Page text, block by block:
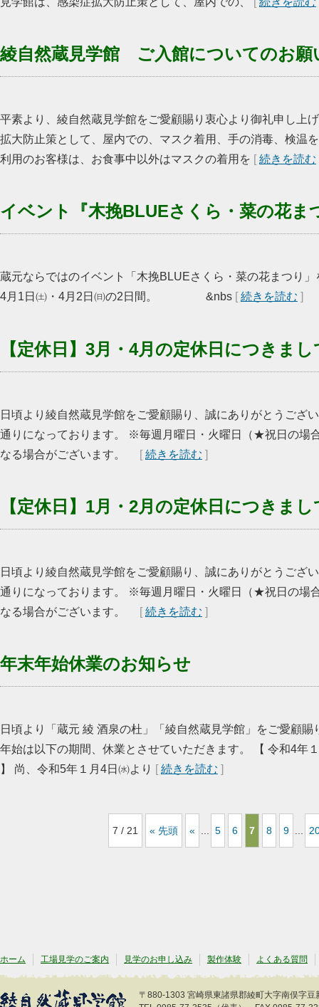
綾自然蔵見学館 ご入館についてのお願
平素より、綾自然蔵見学館をご愛顧賜り衷心より御礼申し上
拡大防止策として、屋内での、マスク着用、手の消毒、検温
利用のお客様は、お食事中以外はマスクの着用を [続きを読む
イベント『木挽BLUEさくら・菜の花ま
蔵元ならではのイベント「木挽BLUEさくら・菜の花まつり
4月1日㈯・4月2日㈰の2日間。 &nbs [続きを読む ]
【定休日】3月・4月の定休日につきまし
日頃より綾自然蔵見学館をご愛顧賜り、誠にありがとうござ
通りになっております。 ※毎週月曜日・火曜日（★祝日の場
なる場合がございます。
[続きを読む ]
【定休日】1月・2月の定休日につきまし
日頃より綾自然蔵見学館をご愛顧賜り、誠にありがとうござ
通りになっております。 ※毎週月曜日・火曜日（★祝日の場
なる場合がございます。
[続きを読む ]
年末年始休業のお知らせ
日頃より「蔵元 綾 酒泉の杜」「綾自然蔵見学館」をご愛顧
年始は以下の期間、休業とさせていただきます。 【 令和4年
】 尚、令和5年１月4日㈬より [続きを読む ]
7 / 21 « 先頭 « 5 6 7 8 9
ホーム 工場見学のご案内 見学のお申し込み 製作体験 よくある質問
〒880-1303 宮崎県東諸県郡綾町大字南俣字豆